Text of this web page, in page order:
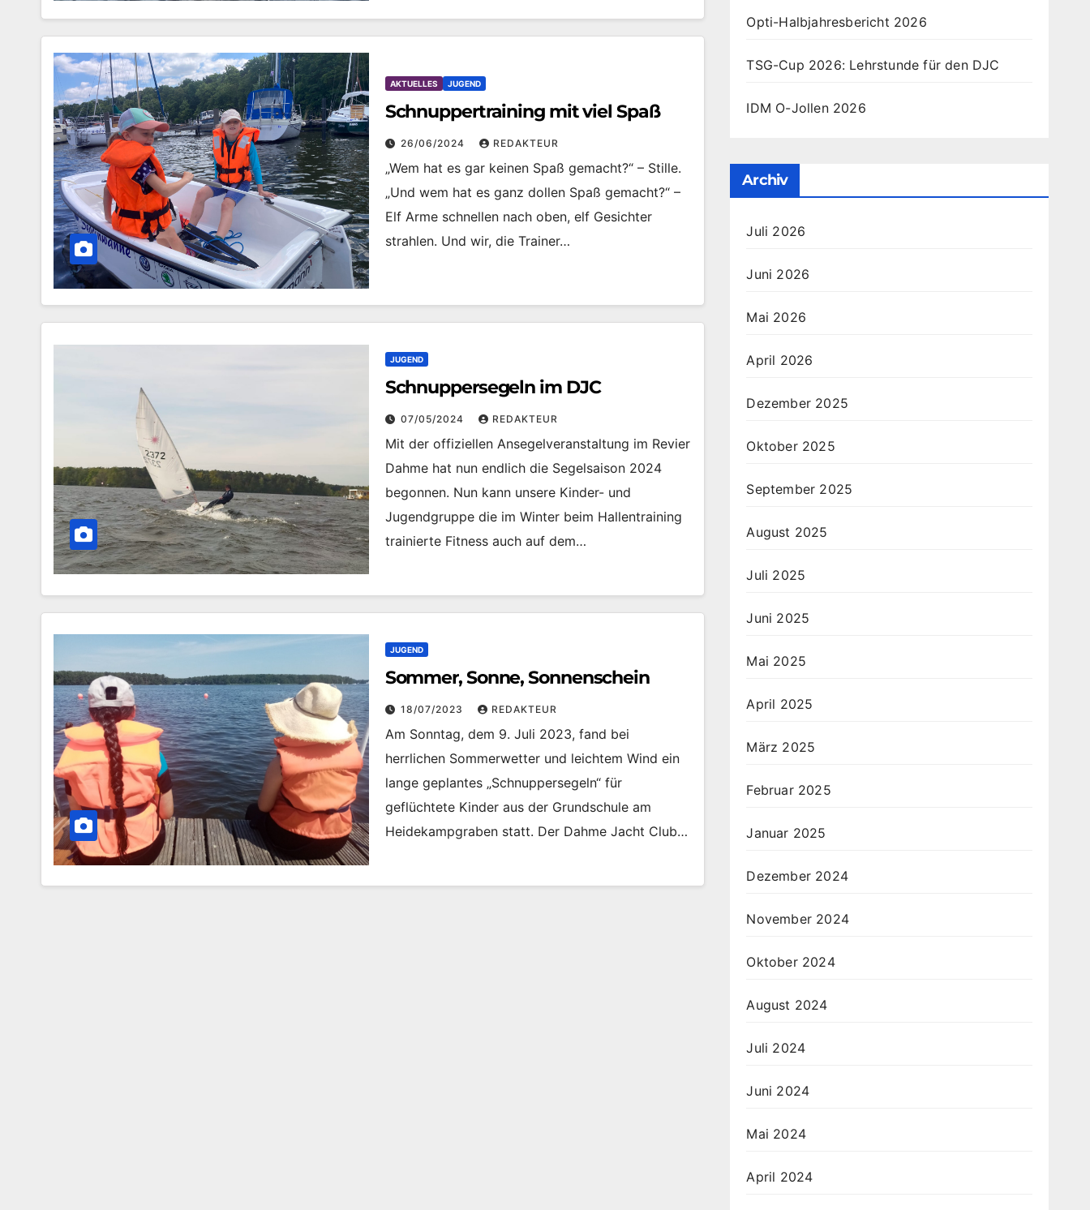
AKTUELLES JUGEND
Schnuppertraining mit viel Spaß
26/06/2024 REDAKTEUR
„Wem hat es gar keinen Spaß gemacht?“ – Stille.
„Und wem hat es ganz dollen Spaß gemacht?“ –
Elf Arme schnellen nach oben, elf Gesichter
strahlen. Und wir, die Trainer…
JUGEND
Schnuppersegeln im DJC
07/05/2024 REDAKTEUR
Mit der offiziellen Ansegelveranstaltung im Revier
Dahme hat nun endlich die Segelsaison 2024
begonnen. Nun kann unsere Kinder- und
Jugendgruppe die im Winter beim Hallentraining
trainierte Fitness auch auf dem…
JUGEND
Sommer, Sonne, Sonnenschein
18/07/2023 REDAKTEUR
Am Sonntag, dem 9. Juli 2023, fand bei
herrlichen Sommerwetter und leichtem Wind ein
lange geplantes „Schnuppersegeln“ für
geflüchtete Kinder aus der Grundschule am
Heidekampgraben statt. Der Dahme Jacht Club…
Opti-Halbjahresbericht 2026
TSG-Cup 2026: Lehrstunde für den DJC
IDM O-Jollen 2026
Archiv
Juli 2026
Juni 2026
Mai 2026
April 2026
Dezember 2025
Oktober 2025
September 2025
August 2025
Juli 2025
Juni 2025
Mai 2025
April 2025
März 2025
Februar 2025
Januar 2025
Dezember 2024
November 2024
Oktober 2024
August 2024
Juli 2024
Juni 2024
Mai 2024
April 2024